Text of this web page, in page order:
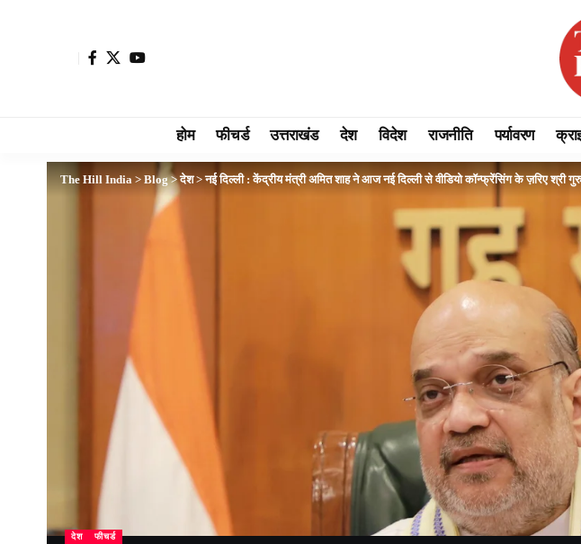
होम फीचर्ड उत्तराखंड देश विदेश राजनीति पर्यावरण
The Hill India > Blog>देश>नई दिल्ली : केंद्रीय मंत्री अमित शाह ने आज नई दिल्ली से वीडियो कॉन्फ्रेंसिंग के ज़रिए श्री
देश फीचर्ड